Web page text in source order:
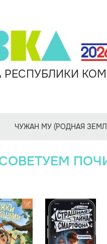
ЧУЖАН МУ (РОДНАЯ